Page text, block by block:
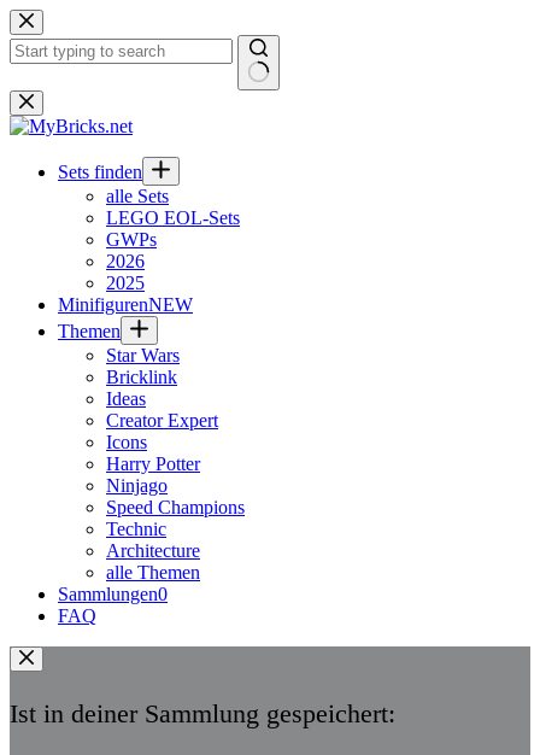
Zum
Inhalt
springen
Keine
Ergebnisse
Sets finden
alle Sets
LEGO EOL-Sets
GWPs
2026
2025
MinifigurenNEW
Themen
Star Wars
Bricklink
Ideas
Creator Expert
Icons
Harry Potter
Ninjago
Speed Champions
Technic
Architecture
alle Themen
Sammlungen0
FAQ
Ist in deiner Sammlung gespeichert: